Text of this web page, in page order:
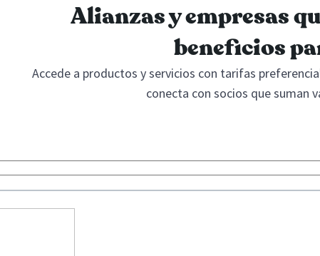
Alianzas y empresas
beneficios
Accede a productos y servicios con tarifas
conecta con socios que suman